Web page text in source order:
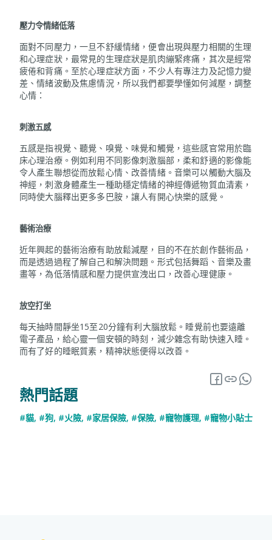
壓力令情緒低落
面對不同壓力，一旦不舒緩情緒，便會出現與壓力相關的生理
和心理症狀，最常見的生理症狀是肌肉繃緊疼痛，其次是經常
疲倦和背痛。至於心理症狀方面，不少人有專注力及記憶力變
差、情緒波動及焦慮情況，所以我們都要學懂如何減壓，調整
心情：
刺激五感
五感是指視覺、聽覺、嗅覺、味覺和觸覺，這些感官常用於臨
床心理治療。例如利用不同影像刺激腦部，柔和舒適的影像能
令人產生聯想從而放鬆心情、改善情緒。音樂可以觸動大腦及
神經，刺激身體產生一種助穩定情緒的神經傳遞物質血清素，
同時使大腦釋出更多多巴胺，讓人有開心快樂的感覺。
藝術治療
近年興起的藝術治療有助放鬆減壓，目的不在於創作藝術品，
而是透過過程了解自己和解決問題。形式包括舞蹈、音樂及畫
畫等，為低落情感和壓力提供宣洩出口，改善心理健康。
放空打坐
每天抽時間靜坐15至20分鐘有利大腦放鬆。睡覺前也要遠離
電子產品，給心靈一個安頓的時刻，減少雜念有助快速入睡。
而有了好的睡眠質素，精神狀態便得以改善。
熱門話題
#貓, #狗, #火險, #家居保險, #保險, #寵物護理, #寵物小貼士